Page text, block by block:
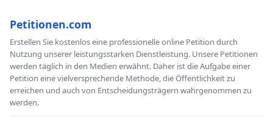
Petitionen.com
Erstellen Sie kostenlos eine professionelle online Petition durch
Nutzung unserer leistungsstarken Dienstleistung. Unsere Petitionen
werden täglich in den Medien erwähnt. Daher ist die Aufgabe einer
Petition eine vielversprechende Methode, die Öffentlichkeit zu
erreichen und auch von Entscheidungsträgern wahrgenommen zu
werden.